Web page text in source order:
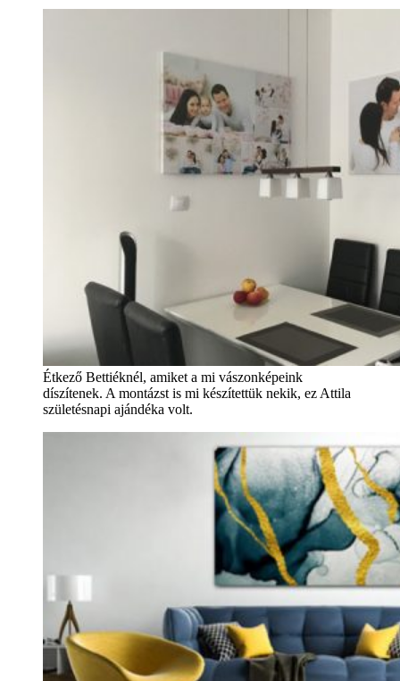
Étkező Bettiéknél, amiket a mi vászonképeink
díszítenek. A montázst is mi készítettük nekik, ez Attila
születésnapi ajándéka volt.